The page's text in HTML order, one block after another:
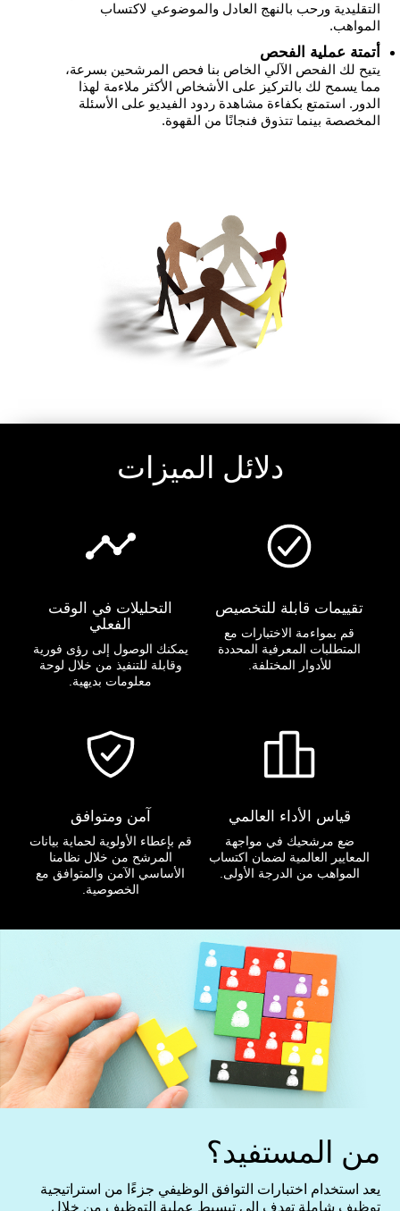
التقليدية ورحب بالنهج العادل والموضوعي لاكتساب
المواهب.
أتمتة عملية الفحص
يتيح لك الفحص الآلي الخاص بنا فحص المرشحين بسرعة،
مما يسمح لك بالتركيز على الأشخاص الأكثر ملاءمة لهذا
الدور. استمتع بكفاءة مشاهدة ردود الفيديو على الأسئلة
المخصصة بينما تتذوق فنجانًا من القهوة.
دلائل الميزات
تقييمات قابلة للتخصيص
قم بمواءمة الاختبارات مع
المتطلبات المعرفية المحددة
للأدوار المختلفة.
التحليلات في الوقت
الفعلي
يمكنك الوصول إلى رؤى فورية
وقابلة للتنفيذ من خلال لوحة
معلومات بديهية.
قياس الأداء العالمي
ضع مرشحيك في مواجهة
المعايير العالمية لضمان اكتساب
المواهب من الدرجة الأولى.
آمن ومتوافق
قم بإعطاء الأولوية لحماية بيانات
المرشح من خلال نظامنا
الأساسي الآمن والمتوافق مع
الخصوصية.
من المستفيد؟
يعد استخدام اختبارات التوافق الوظيفي جزءًا من استراتيجية
توظيف شاملة تهدف إلى تبسيط عملية التوظيف من خلال